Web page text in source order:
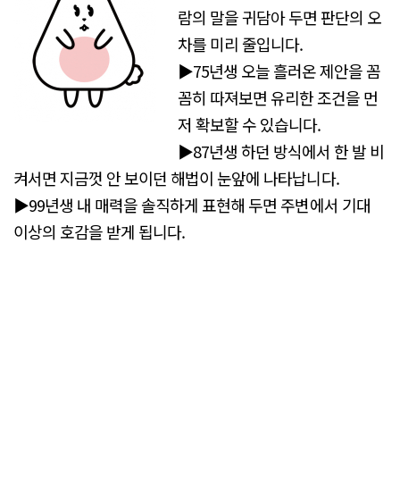
람의 말을 귀담아 두면 판단의 오
차를 미리 줄입니다.
▶75년생 오늘 흘러온 제안을 꼼
꼼히 따져보면 유리한 조건을 먼
저 확보할 수 있습니다.
▶87년생 하던 방식에서 한 발 비
켜서면 지금껏 안 보이던 해법이 눈앞에 나타납니다.
▶99년생 내 매력을 솔직하게 표현해 두면 주변에서 기대
이상의 호감을 받게 됩니다.